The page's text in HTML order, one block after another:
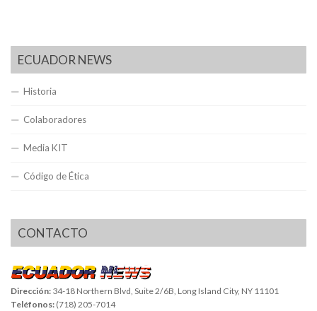
ECUADOR NEWS
Historia
Colaboradores
Media KIT
Código de Ética
CONTACTO
Dirección: 34-18 Northern Blvd, Suite 2/6B, Long Island City, NY 11101
Teléfonos: (718) 205-7014